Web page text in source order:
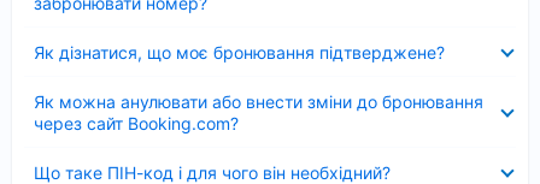
Як дізнатися, що моє бронювання підтверджене?
Як можна анулювати або внести зміни до бронювання
через сайт Booking.com?
Що таке ПІН-код і для чого він необхідний?